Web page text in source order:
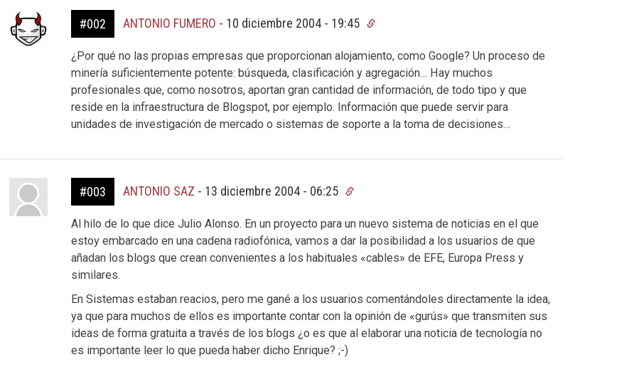
#002 ANTONIO FUMERO - 10 diciembre 2004 - 19:45
¿Por qué no las propias empresas que proporcionan alojamiento, como Google? Un proceso de
minería suficientemente potente: búsqueda, clasificación y agregación… Hay muchos
profesionales que, como nosotros, aportan gran cantidad de información, de todo tipo y que
reside en la infraestructura de Blogspot, por ejemplo. Información que puede servir para
unidades de investigación de mercado o sistemas de soporte a la toma de decisiones…
#003 ANTONIO SAZ - 13 diciembre 2004 - 06:25
Al hilo de lo que dice Julio Alonso. En un proyecto para un nuevo sistema de noticias en el que
estoy embarcado en una cadena radiofónica, vamos a dar la posibilidad a los usuarios de que
añadan los blogs que crean convenientes a los habituales «cables» de EFE, Europa Press y
similares.
En Sistemas estaban reacios, pero me gané a los usuarios comentándoles directamente la idea,
ya que para muchos de ellos es importante contar con la opinión de «gurús» que transmiten sus
ideas de forma gratuita a través de los blogs ¿o es que al elaborar una noticia de tecnología no
es importante leer lo que pueda haber dicho Enrique? ;-)